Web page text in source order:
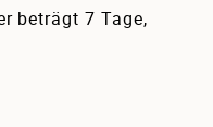
beträgt 7 Tage,